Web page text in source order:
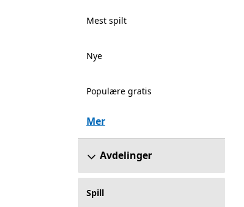
Mest spilt
Nye
Populære gratis
Mer
Avdelinger
Spill